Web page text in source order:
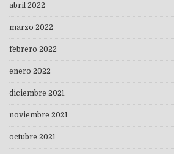
abril 2022
marzo 2022
febrero 2022
enero 2022
diciembre 2021
noviembre 2021
octubre 2021